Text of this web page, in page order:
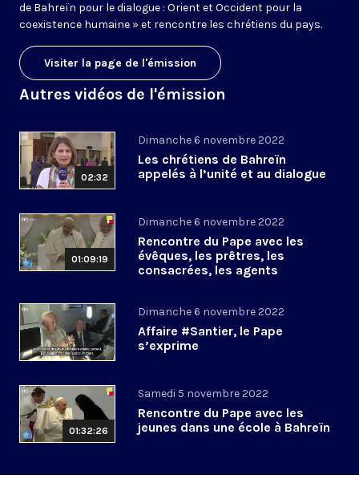
de Bahreïn pour le dialogue : Orient et Occident pour la
coexistence humaine » et rencontre les chrétiens du pays.
Visiter la page de l'émission
Autres vidéos de l'émission
02:32
Dimanche 6 novembre 2022
Les chrétiens de Bahreïn
appelés à l’unité et au dialogue
01:09:19
Dimanche 6 novembre 2022
Rencontre du Pape avec les
évêques, les prêtres, les
consacrées, les agents
Dimanche 6 novembre 2022
Affaire #Santier, le Pape
s’exprime
01:32:26
Samedi 5 novembre 2022
Rencontre du Pape avec les
jeunes dans une école à Bahreïn